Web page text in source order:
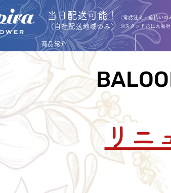
​当日配送可能！（電話注文・前払いの
​（自社配送地域のみ） ※スタンド花は大阪府
商品紹介
リニ